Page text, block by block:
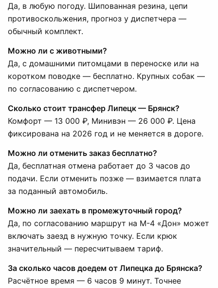
Да, в любую погоду. Шипованная резина, цепи
противоскольжения, прогноз у диспетчера —
обычный комплект.
Можно ли с животными?
Да, с домашними питомцами в переноске или на
коротком поводке — бесплатно. Крупных собак —
по согласованию с диспетчером.
Сколько стоит трансфер Липецк — Брянск?
Комфорт — 13 000 ₽, Минивэн — 26 000 ₽. Цена
фиксирована на 2026 год и не меняется в дороге.
Можно ли отменить заказ бесплатно?
Да, бесплатная отмена работает до 3 часов до
подачи. Если отменить позже — взимается плата
за поданный автомобиль.
Можно ли заехать в промежуточный город?
Да, по согласованию маршрут на М-4 «Дон» может
включать заезд в нужную точку. Если крюк
значительный — пересчитываем тариф.
За сколько часов доедем от Липецка до Брянска?
Расчётное время — 6 часов 9 минут. Точнее